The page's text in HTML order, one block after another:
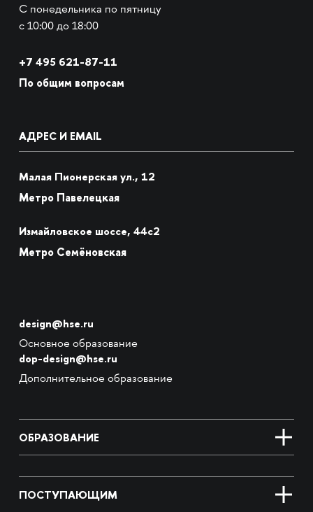
С понедельника по пятницу
с 10:00 до 18:00
+7 495 621-87-11
По общим вопросам
АДРЕС И EMAIL
Малая Пионерская ул., 12
Метро Павелецкая
Измайловское шоссе, 44с2
Метро Семёновская
design@hse.ru
Основное образование
dop-design@hse.ru
Дополнительное образование
ОБРАЗОВАНИЕ
ПОСТУПАЮЩИМ